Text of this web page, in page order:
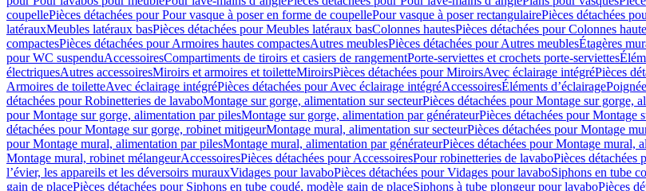
coupellePièces détachées pour Pour vasque à poser en forme de coupellePour vasque à poser rectangulairePièces détachées
latérauxMeubles latéraux basPièces détachées pour Meubles latéraux basColonnes hautesPièces détachées pour Colonnes
compactesPièces détachées pour Armoires hautes compactesAutres meublesPièces détachées pour Autres meublesÉtagères
pour WC suspenduAccessoiresCompartiments de tiroirs et casiers de rangementPorte-serviettes et crochets porte-serviettes
électriquesAutres accessoiresMiroirs et armoires et toiletteMiroirsPièces détachées pour MiroirsAvec éclairage intégréPièces
Armoires de toiletteAvec éclairage intégréPièces détachées pour Avec éclairage intégréAccessoiresÉléments d’éclairage
détachées pour Robinetteries de lavaboMontage sur gorge, alimentation sur secteurPièces détachées pour Montage sur gorge,
pour Montage sur gorge, alimentation par pilesMontage sur gorge, alimentation par générateurPièces détachées pour Montage
détachées pour Montage sur gorge, robinet mitigeurMontage mural, alimentation sur secteurPièces détachées pour Montage
pour Montage mural, alimentation par pilesMontage mural, alimentation par générateurPièces détachées pour Montage mural,
Montage mural, robinet mélangeurAccessoiresPièces détachées pour AccessoiresPour robinetteries de lavaboPièces détachées
l’évier, les appareils et les déversoirs murauxVidages pour lavaboPièces détachées pour Vidages pour lavaboSiphons en tube
gain de placePièces détachées pour Siphons en tube coudé, modèle gain de placeSiphons à tube plongeur pour lavaboPièces